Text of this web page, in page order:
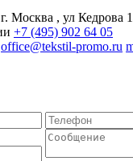
г. Москва , ул Кедрова
+7 (495) 902 64 05
office@tekstil-promo.ru